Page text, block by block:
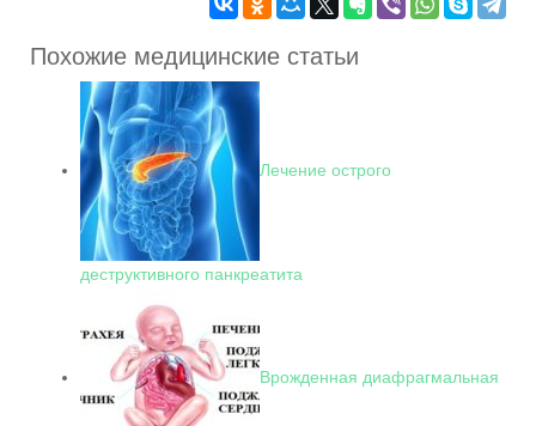
Похожие медицинские статьи
Лечение острого
деструктивного панкреатита
Врожденная диафрагмальная